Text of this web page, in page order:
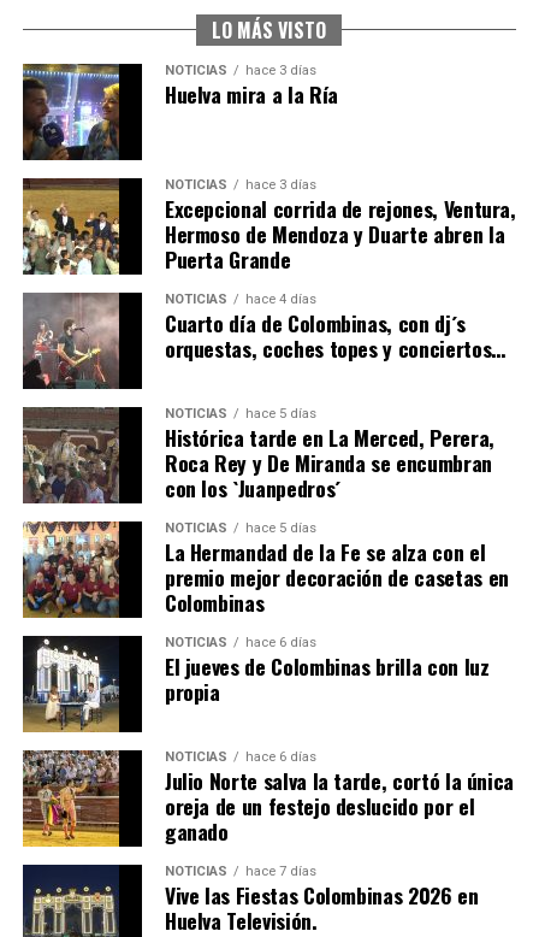
4º DÍA DE LAS FIESTAS COLOMBINAS 2026
hace 4 días Huelvatv
SEXTA CORRIDA DE LAS FIESTAS COLOMBINAS
2026
hace 2 días· Huelvatv
LO MÁS VISTO
NOTICIAS hace 3 días
Huelva mira a la Ría
NOTICIAS hace 3 días
Excepcional corrida de rejones, Ventura,
Hermoso de Mendoza y Duarte abren la
Puerta Grande
NOTICIAS hace 4 días
Cuarto día de Colombinas, con dj´s
orquestas, coches topes y conciertos…
NOTICIAS hace 5 días
Histórica tarde en La Merced, Perera,
Roca Rey y De Miranda se encumbran
con los `Juanpedros´
NOTICIAS hace 5 días
La Hermandad de la Fe se alza con el
premio mejor decoración de casetas en
Colombinas
NOTICIAS hace 6 días
El jueves de Colombinas brilla con luz
propia
NOTICIAS hace 6 días
Julio Norte salva la tarde, cortó la única
oreja de un festejo deslucido por el
ganado
NOTICIAS hace 7 días
Vive las Fiestas Colombinas 2026 en
Huelva Televisión.